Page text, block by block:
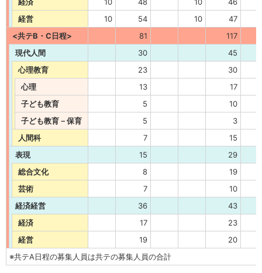
経営
10 54 10
47
<共テB・C日程>
81
117
現代人間
30
45
心理教育
23
30
心理
13
17
子ども教育
5
10
子ども教育－保育
5
3
人間科
7
15
表現
15
29
総合文化
8
19
芸術
7
10
経済経営
36
43
経済
17
23
経営
19
20
※共テA日程の募集人員は共テの募集人員の合計